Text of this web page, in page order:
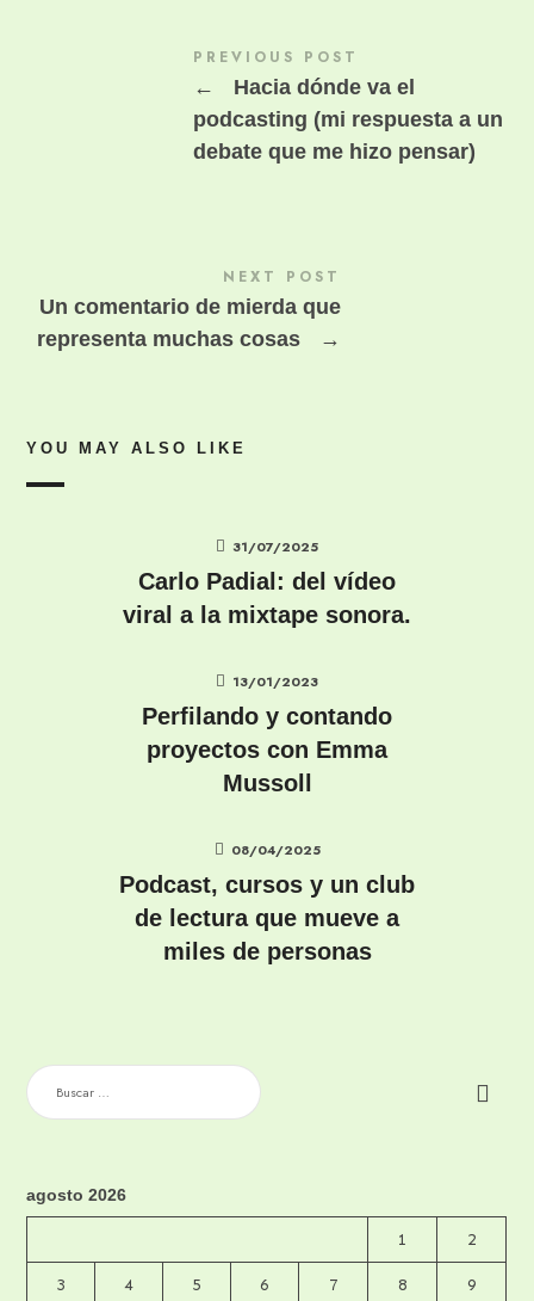
PREVIOUS POST
←
Hacia dónde va el
podcasting (mi respuesta a un
debate que me hizo pensar)
NEXT POST
Un comentario de mierda que
representa muchas cosas
→
YOU MAY ALSO LIKE
31/07/2025
Carlo Padial: del vídeo
viral a la mixtape sonora.
13/01/2023
Perfilando y contando
proyectos con Emma
Mussoll
08/04/2025
Podcast, cursos y un club
de lectura que mueve a
miles de personas
BUSCAR:
agosto 2026
1 2
3 4 5 6 7 8 9